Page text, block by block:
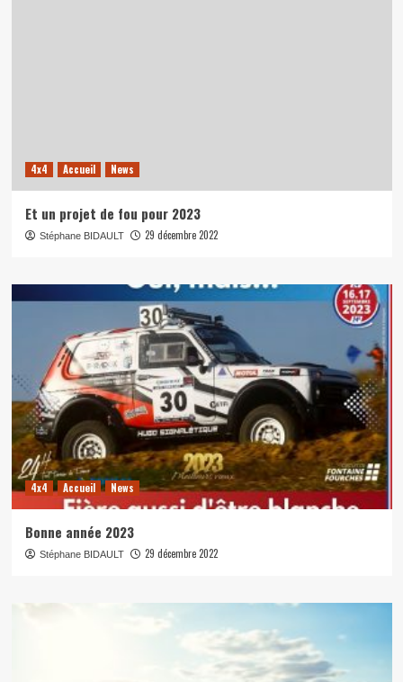
4x4 Accueil News
Et un projet de fou pour 2023
Stéphane BIDAULT 29 décembre 2022
4x4 Accueil News
Bonne année 2023
Stéphane BIDAULT 29 décembre 2022